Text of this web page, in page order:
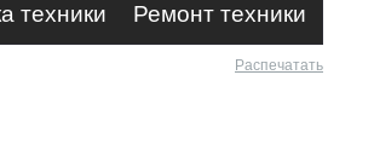
техники Ремонт техники
Распечатать